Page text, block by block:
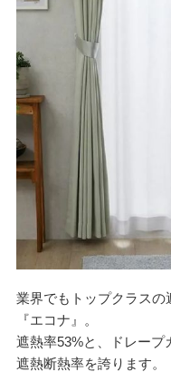
業界でもトップクラス
『エコナ』。
遮熱率53%と、ドレープ
遮熱断熱率を誇ります。